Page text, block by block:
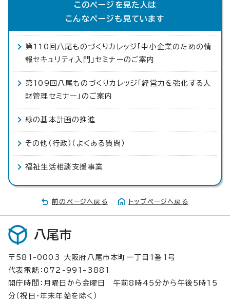
このページを見た人は
こんなページも見ています
第110回八尾ものづくりカレッジ「中小企業のための情
報セキュリティ入門」セミナーのご案内
第109回八尾ものづくりカレッジ「経営力を強化する人
財管理セミナー」のご案内
緑の基本計画の推進
その他（行政）（よくある質問）
福祉生活相談支援事業
前のページへ戻る トップページへ戻る
八尾市
〒581-0003 大阪府八尾市本町一丁目1番1号
代表電話：072-991-3881
開庁時間：月曜日から金曜日 午前8時45分から午後5時15
分（祝日・年末年始を除く）